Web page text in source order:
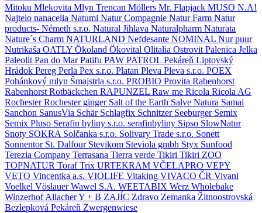
Mitoku Mlekovita Mlyn Trencan Möllers Mr. Flapjack MUSO N.A!
Najtelo nanacelia Natumi Natur Compagnie Natur Farm Natur
products- Németh s.r.o. Natural Jihlava Naturalpharm Naturata
Nature´s Charm NATURLAND Nefdesante NOMINAL Nur puur
Nutrikaša OATLY Ökoland Ökovital Olitalia Ostrovit Palenica Jelka
Paleolit Pan do MarPatifu PAW PATROL Pekáreň Liptovský
Hrádok Pereg Perla Pex s.r.o. Platan Pleva Pleva s.r.o. POEX
Pohánkový mlyn Šmajstrla s.r.o. PROBIO Provita Rabenhorst
Rabenhorst Rotbäckchen RAPUNZEL Raw me Ricola Ricola AG
RochesterRochester ginger Salt of the Earth Salve Natura Samai
Sanchon SanusVia Schär Schlagfix Schnitzer Seeburger Semix
Semix Pluso Serafin byliny s.r.o. serafinbyliny Sipso SlowNatur
Snoty SOKRA Solčanka s.r.o. Solivary Trade s.r.o. Sonett
Sonnentor St. Dalfour Stevikom Steviola gmbh Styx Sunfood
Terezia Company Terrasana Tierra verde Tikiri Tikiri ZOO
TOPNATUR TorafTrix URTEKRAM VČELAPRO VEPY
VETO Vincentka a.s. VIOLIFE Vitaking VIVACO ČR Vivani
Voelkel VöslauerWawel S.A. WEETABIX Werz Wholebake
Winzerhof AllacherY + B ZAJÍC Zdravo Zemanka Žitnoostrovská
Bezlepková Pekáreň Zwergenwiese